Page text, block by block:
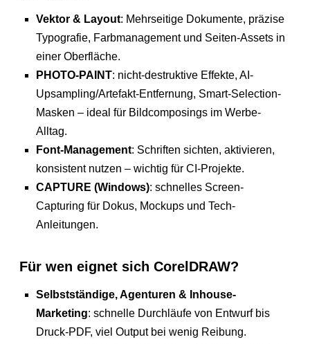
Vektor & Layout: Mehrseitige Dokumente, präzise
Typografie, Farbmanagement und Seiten-Assets in
einer Oberfläche.
PHOTO-PAINT: nicht-destruktive Effekte, AI-
Upsampling/Artefakt-Entfernung, Smart-Selection-
Masken – ideal für Bildcomposings im Werbe-
Alltag.
Font-Management: Schriften sichten, aktivieren,
konsistent nutzen – wichtig für CI-Projekte.
CAPTURE (Windows): schnelles Screen-
Capturing für Dokus, Mockups und Tech-
Anleitungen.
Für wen eignet sich CorelDRAW?
Selbstständige, Agenturen & Inhouse-
Marketing: schnelle Durchläufe von Entwurf bis
Druck-PDF, viel Output bei wenig Reibung.